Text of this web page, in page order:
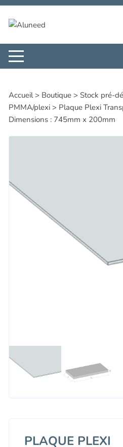
Aller
contenu
Accueil> Boutique >Stock pré-
PMMA/plexi > Plaque Plexi
Dimensions : 745mm x 200mm
PLAQUE PLEXI